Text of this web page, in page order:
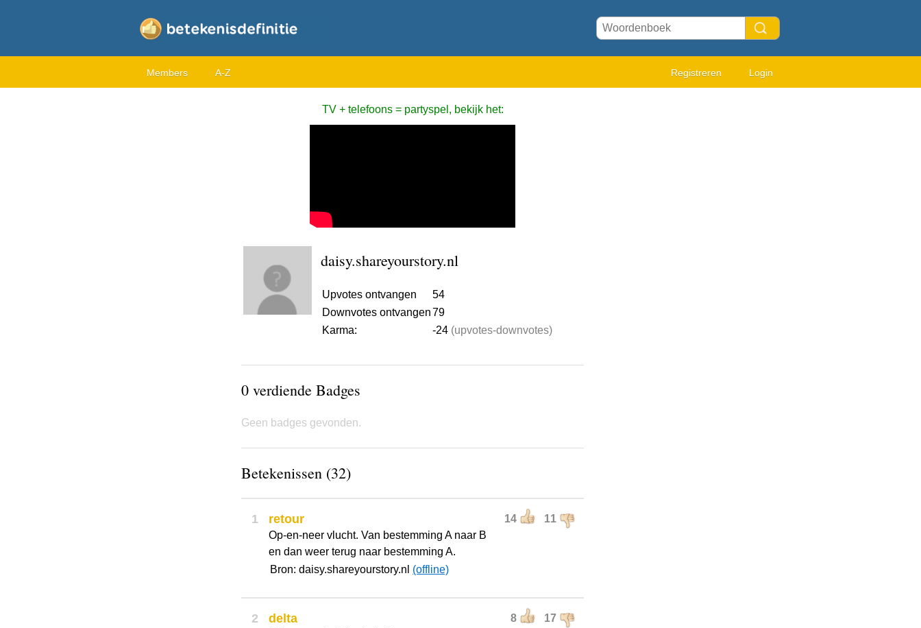
Members A-Z Registreren Login
TV + telefoons = partyspel, bekijk het:
daisy.shareyourstory.nl
Upvotes ontvangen
54
Downvotes ontvangen79
Karma:
-24 (upvotes-downvotes)
0 verdiende Badges
Geen badges gevonden.
Betekenissen (32)
1 14 11
retour
Op-en-neer vlucht. Van bestemming A naar B
en dan weer terug naar bestemming A.
Bron: daisy.shareyourstory.nl (offline)
2 8 17
delta